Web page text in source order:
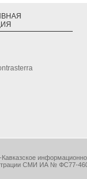
СМИ ИА № ФС77-